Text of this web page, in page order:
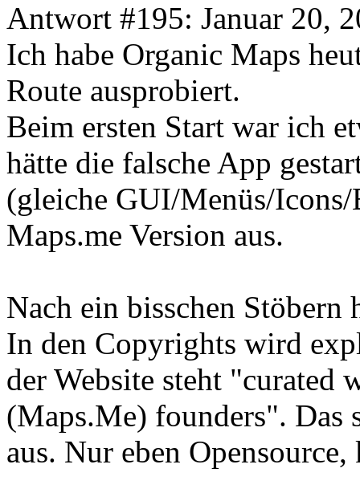
Antwort #195: Januar 20,
Ich habe Organic Maps
Route ausprobiert.
Beim ersten Start war ich
hätte die falsche App
(gleiche GUI/Menüs/
Maps.me Version aus.
Nach ein bisschen Stöbern
In den Copyrights wird
der Website steht
(Maps.Me) founders". Das
aus. Nur eben